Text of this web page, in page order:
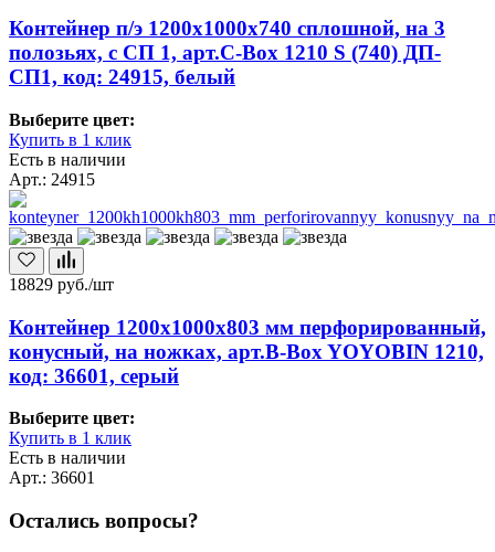
Контейнер п/э 1200х1000х740 сплошной, на 3
полозьях, с СП 1, арт.C-Box 1210 S (740) ДП-
СП1, код: 24915, белый
Выберите цвет:
Купить в 1 клик
Есть в наличии
Арт.: 24915
18829 руб./шт
Контейнер 1200х1000х803 мм перфорированный,
конусный, на ножках, арт.B-Box YOYOBIN 1210,
код: 36601, серый
Выберите цвет:
Купить в 1 клик
Есть в наличии
Арт.: 36601
Остались вопросы?